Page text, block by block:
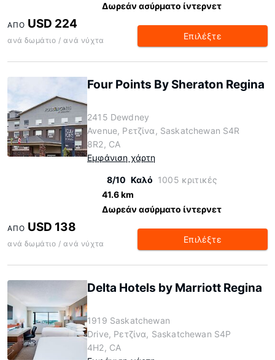
Δωρεάν ασύρματο ίντερνετ
ΑΠΌ USD 224
ανά δωμάτιο / ανά νύχτα Επιλέξτε
Four Points By Sheraton Regina
2415 Dewdney
Avenue, Ρετζίνα, Saskatchewan S4R
8R2, CA
Εμφάνιση χάρτη
8/10 Καλό 1005 κριτικές
41.6 km
Δωρεάν ασύρματο ίντερνετ
ΑΠΌ USD 138
ανά δωμάτιο / ανά νύχτα Επιλέξτε
Delta Hotels by Marriott Regina
1919 Saskatchewan
Drive, Ρετζίνα, Saskatchewan S4P
4H2, CA